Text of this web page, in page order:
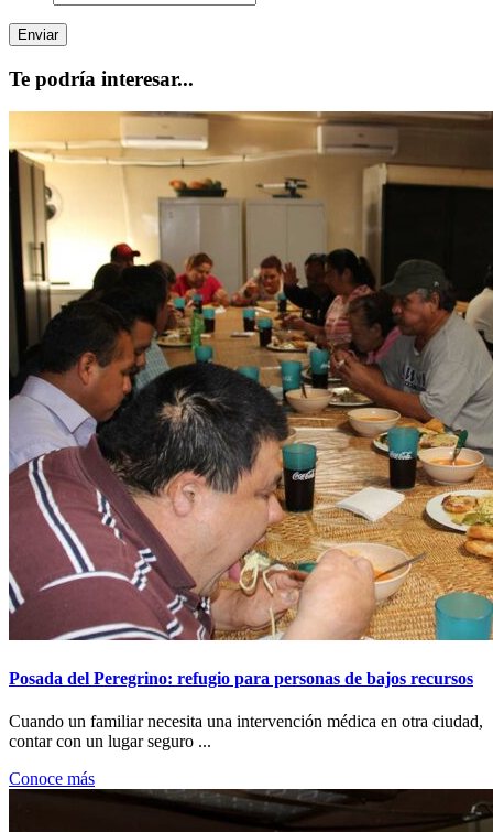
Te podría interesar...
Posada del Peregrino: refugio para personas de bajos recursos
Cuando un familiar necesita una intervención médica en otra ciudad,
contar con un lugar seguro ...
Conoce más